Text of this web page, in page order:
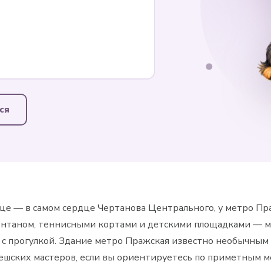
— в самом сердце Чертанова Центрального, у метро
теннисными кортами и детскими площадками —
прогулкой. Здание метро Пражская известно необычным
мастеров, если вы ориентируетесь по приметным